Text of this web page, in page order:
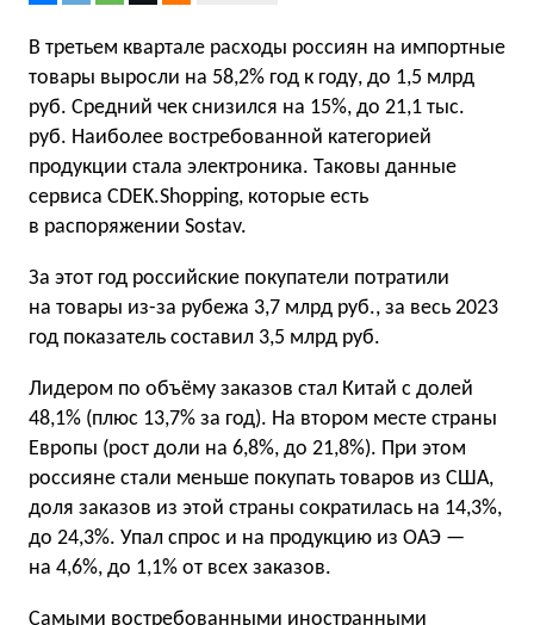
В третьем квартале расходы россиян на импортные
товары выросли на 58,2% год к году, до 1,5 млрд
руб. Средний чек снизился на 15%, до 21,1 тыс.
руб. Наиболее востребованной категорией
продукции стала электроника. Таковы данные
сервиса CDEK.Shopping, которые есть
в распоряжении Sostav.
За этот год российские покупатели потратили
на товары из-за рубежа 3,7 млрд руб., за весь 2023
год показатель составил 3,5 млрд руб.
Лидером по объёму заказов стал Китай с долей
48,1% (плюс 13,7% за год). На втором месте страны
Европы (рост доли на 6,8%, до 21,8%). При этом
россияне стали меньше покупать товаров из США,
доля заказов из этой страны сократилась на 14,3%,
до 24,3%. Упал спрос и на продукцию из ОАЭ —
на 4,6%, до 1,1% от всех заказов.
Самыми востребованными иностранными